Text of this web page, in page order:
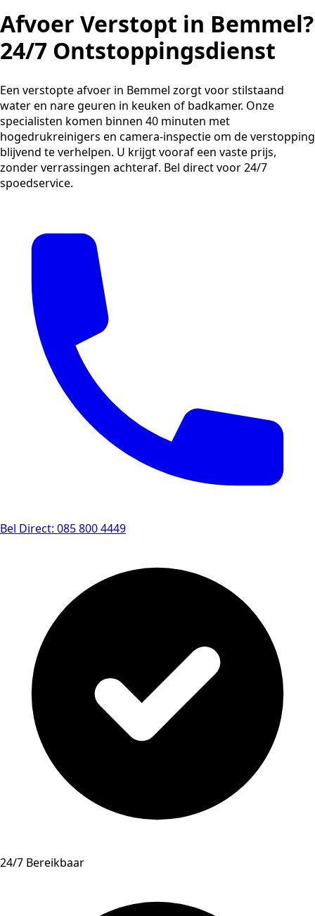
Afvoer Verstopt in Bemmel?
24/7 Ontstoppingsdienst
Een verstopte afvoer in Bemmel zorgt voor stilstaand
water en nare geuren in keuken of badkamer. Onze
specialisten komen binnen 40 minuten met
hogedrukreinigers en camera-inspectie om de verstopping
blijvend te verhelpen. U krijgt vooraf een vaste prijs,
zonder verrassingen achteraf. Bel direct voor 24/7
spoedservice.
Bel Direct: 085 800 4449
24/7 Bereikbaar